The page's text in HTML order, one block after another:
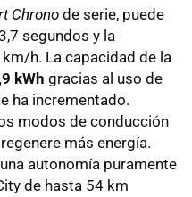
Chronode serie, puede
segundos y la
h. La capacidad de la
kWh gracias al uso de
ha incrementado.
modos de conducción
más energía.
autonomía puramente
de hasta 54 km